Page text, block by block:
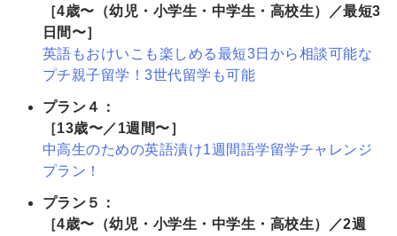
［4歳〜（幼児・小学生・中学生・高校生）／最短3
日間〜］
英語もおけいこも楽しめる最短3日から相談可能な
プチ親子留学！3世代留学も可能
プラン４：
［13歳〜／1週間〜］
中高生のための英語漬け1週間語学留学チャレンジ
プラン！
プラン５：
［4歳〜（幼児・小学生・中学生・高校生）／2週